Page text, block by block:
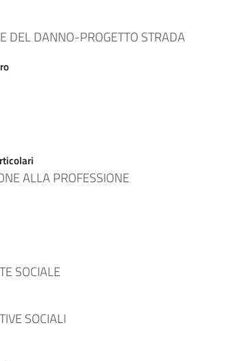
DEL DANNO-PROGETTO STRADA
ALLA PROFESSIONE
SOCIALE
SOCIALI